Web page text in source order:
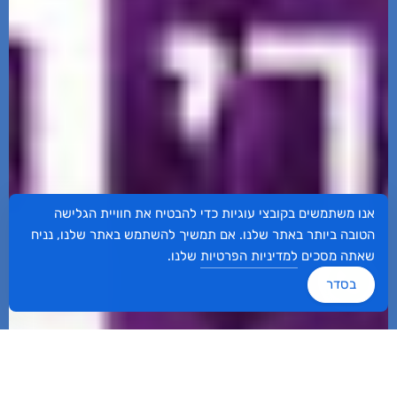
אנו משתמשים בקובצי עוגיות כדי להבטיח את חוויית הגלישה
הטובה ביותר באתר שלנו. אם תמשיך להשתמש באתר שלנו, נניח
שאתה מסכים למדיניות הפרטיות שלנו.
בסדר